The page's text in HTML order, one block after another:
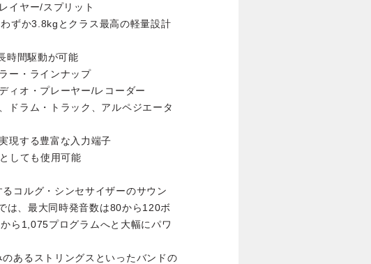
イヤー/スプリット
ずか3.8kgとクラス最高の軽量設計
時間駆動が可能
ー・ラインナップ
ィオ・プレーヤー/レコーダー
ドラム・トラック、アルペジエータ
現する豊富な入力端子
しても使用可能
コルグ・シンセサイザーのサウン
は、最大同時発音数は80から120ボ
ら1,075プログラムへと大幅にパワ
あるストリングスといったバンドの